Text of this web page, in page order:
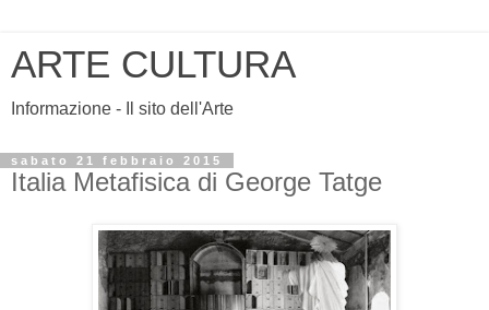
ARTE CULTURA
Informazione - Il sito dell'Arte
sabato 21 febbraio 2015
Italia Metafisica di George Tatge